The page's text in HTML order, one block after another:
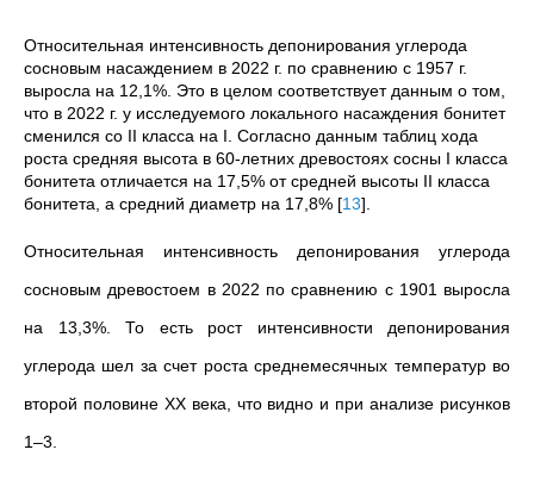
Относительная интенсивность депонирования углерода
сосновым насаждением в 2022 г. по сравнению с 1957 г.
выросла на 12,1%. Это в целом соответствует данным о том,
что в 2022 г. у исследуемого локального насаждения бонитет
сменился со II класса на I. Согласно данным таблиц хода
роста средняя высота в 60-летних древостоях сосны I класса
бонитета отличается на 17,5% от средней высоты II класса
бонитета, а средний диаметр на 17,8% [13]
Относительная интенсивность депонирования углерода
сосновым древостоем в 2022 по сравнению с 1901 выросла
на 13,3%. То есть рост интенсивности депонирования
углерода шел за счет роста среднемесячных температур во
второй половине XX века, что видно и при анализе рисунков
1–3.